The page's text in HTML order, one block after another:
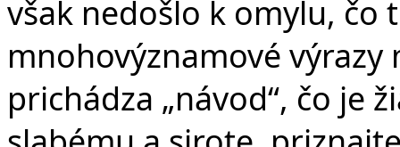
však nedošlo k omylu, čo
mnohovýznamové
prichádza „návod“, čo je